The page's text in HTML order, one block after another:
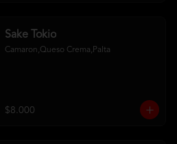
Sake Tokio
Camaron,Queso Crema,Palta
$8.000